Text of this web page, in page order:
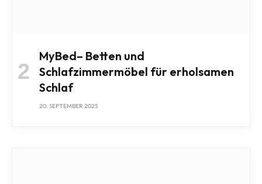
MyBed– Betten und
Schlafzimmermöbel für erholsamen
Schlaf
20. SEPTEMBER 2025